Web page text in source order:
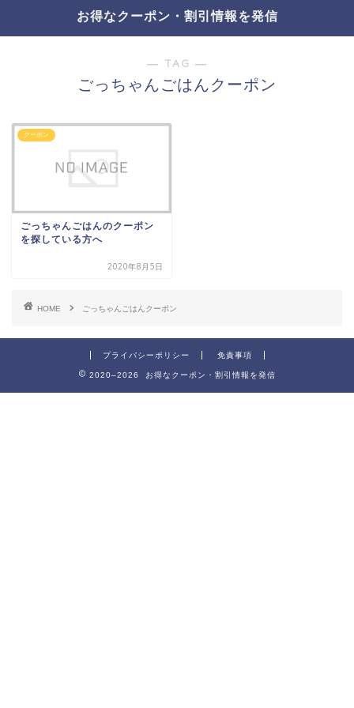
お得なクーポン・割引情報を発信
― TAG ―
ごっちゃんごはんクーポン
クーポン
ごっちゃんごはんのクーポン
を探している方へ
2020年8月5日
HOME ごっちゃんごはんクーポン
プライバシーポリシー 免責事項
2020–2026 お得なクーポン・割引情報を発信